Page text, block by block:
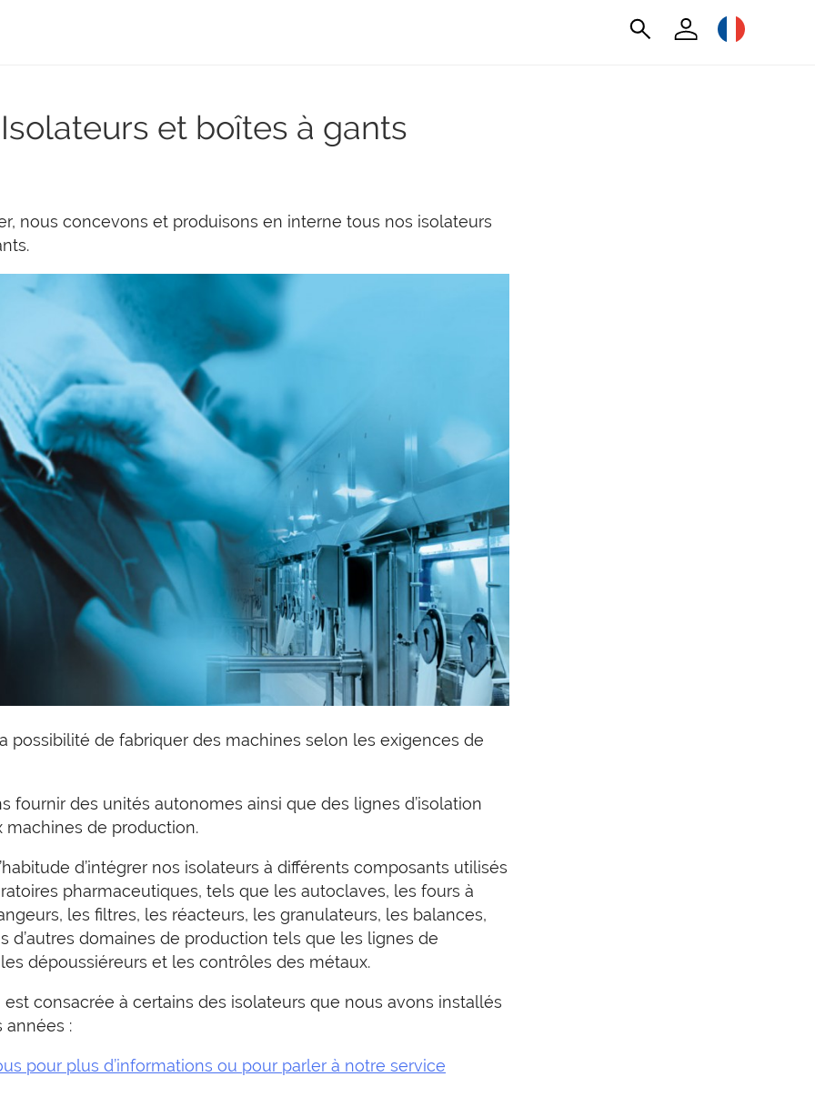
Isolateurs et boîtes à gants
nous concevons et produisons en interne tous nos isolateurs
possibilité de fabriquer des machines selon les exigences de
fournir des unités autonomes ainsi que des lignes d’isolation
machines de production.
d’intégrer nos isolateurs à différents composants utilisés
pharmaceutiques, tels que les autoclaves, les fours à
les filtres, les réacteurs, les granulateurs, les balances,
d’autres domaines de production tels que les lignes de
dépoussiéreurs et les contrôles des métaux.
consacrée à certains des isolateurs que nous avons installés
années :
pour plus d’informations ou pour parler à notre service